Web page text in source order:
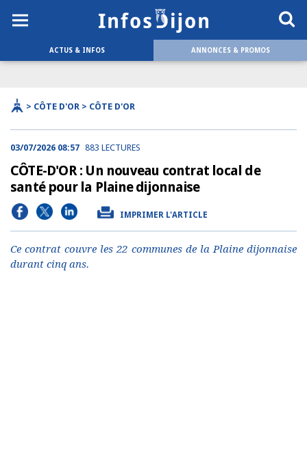
ACTUS & INFOS ANNONCES & PROMOS
> CÔTE D'OR > CÔTE D'OR
03/07/2026 08:57 883 LECTURES
CÔTE-D'OR : Un nouveau contrat local de
santé pour la Plaine dijonnaise
IMPRIMER L'ARTICLE
Ce contrat couvre les 22 communes de la Plaine dijonnaise
durant cinq ans.